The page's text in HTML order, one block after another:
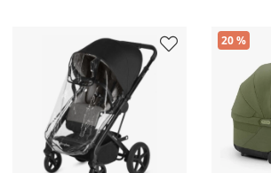
20